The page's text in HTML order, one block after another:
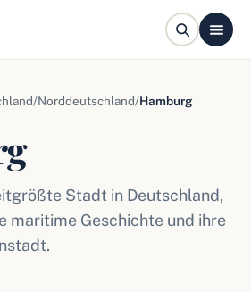
/Norddeutschland/Hamburg
Stadt in Deutschland,
maritime Geschichte und ihre